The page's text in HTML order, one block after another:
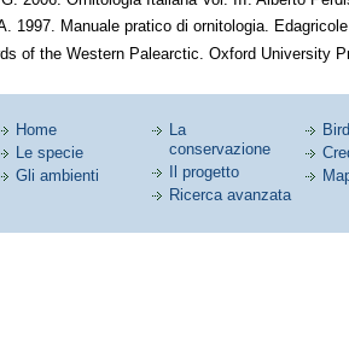
1997. Manuale pratico di ornitologia.
of the Western Palearctic. Oxford University
Home
Le specie
Gli ambienti
La
conservazione
Il progetto
Ricerca avanzata